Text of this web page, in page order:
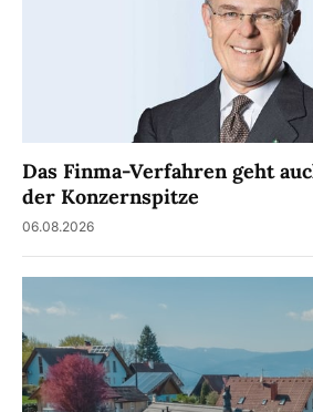
Das Finma-Verfahren geht
der Konzernspitze
06.08.2026